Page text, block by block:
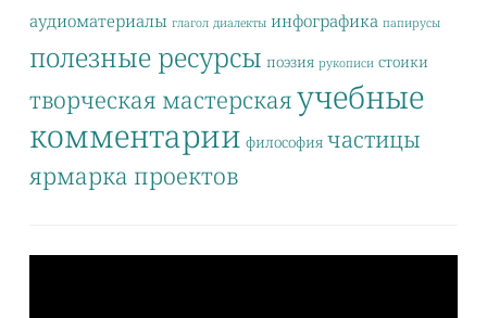
аудиоматериалы глагол диалекты инфографика папирусы
полезные ресурсы поэзия рукописи стоики
творческая мастерскаяучебные
комментарии философия частицы
ярмарка проектов